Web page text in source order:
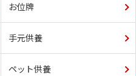
お位牌
手元供養
ペット供養